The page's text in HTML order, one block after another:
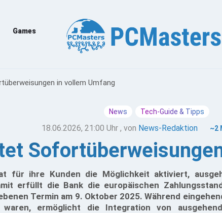
Games
in vollem Umfang
News Tech-Guide & Tipps
18.06.2026, 21:00 Uhr , von News-Redaktion ~2
für ihre Kunden die Möglichkeit aktiviert,
erfüllt die Bank die europäischen
Termin am 9. Oktober 2025. Während
ermöglicht die Integration von